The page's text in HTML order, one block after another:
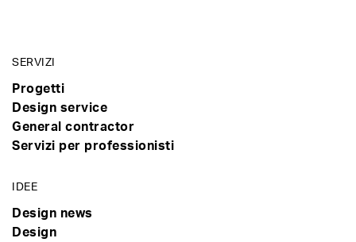
SERVIZI
Progetti
Design service
General contractor
Servizi per professionisti
IDEE
Design news
Design